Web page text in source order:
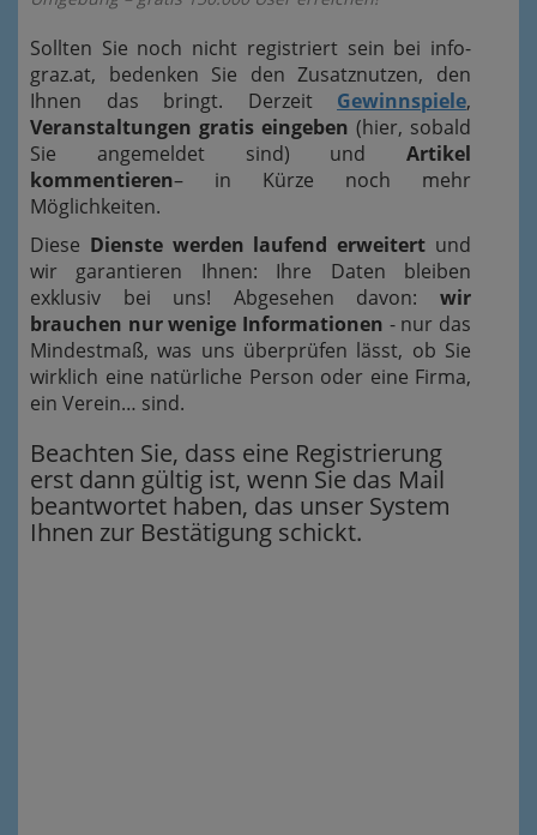
Sollten Sie noch nicht registriert sein bei info-
graz.at, bedenken Sie den Zusatznutzen, den
Ihnen das bringt. Derzeit Gewinnspiele,
Veranstaltungen gratis eingeben (hier, sobald
Sie angemeldet sind) und Artikel
kommentieren– in Kürze noch mehr
Möglichkeiten.
Diese Dienste werden laufend erweitert und
wir garantieren Ihnen: Ihre Daten bleiben
exklusiv bei uns! Abgesehen davon: wir
brauchen nur wenige Informationen - nur das
Mindestmaß, was uns überprüfen lässt, ob Sie
wirklich eine natürliche Person oder eine Firma,
ein Verein… sind.
Beachten Sie, dass eine Registrierung
erst dann gültig ist, wenn Sie das Mail
beantwortet haben, das unser System
Ihnen zur Bestätigung schickt.